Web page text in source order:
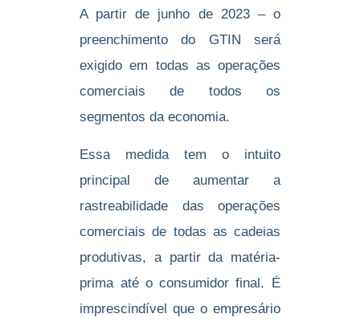
A partir de junho de 2023 – o
preenchimento do GTIN será
exigido em todas as operações
comerciais de todos os
segmentos da economia.
Essa medida tem o intuito
principal de aumentar a
rastreabilidade das operações
comerciais de todas as cadeias
produtivas, a partir da matéria-
prima até o consumidor final. É
imprescindível que o empresário